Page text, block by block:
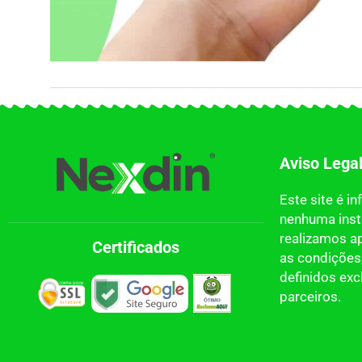
Certificados
Aviso Legal
Este site é
nenhuma
realizamos
as
definidos
parceiros.